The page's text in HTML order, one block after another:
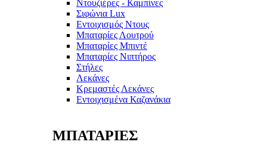
Ντουζιέρες - Καμπίνες
Σιφώνια Lux
Εντοιχισμός Ντους
Μπαταρίες Λουτρού
Μπαταρίες Μπιντέ
Μπαταρίες Νιπτήρος
Στήλες
Λεκάνες
Κρεμαστές Λεκάνες
Εντοιχισμένα Καζανάκια
ΜΠΑΤΑΡΙΕΣ